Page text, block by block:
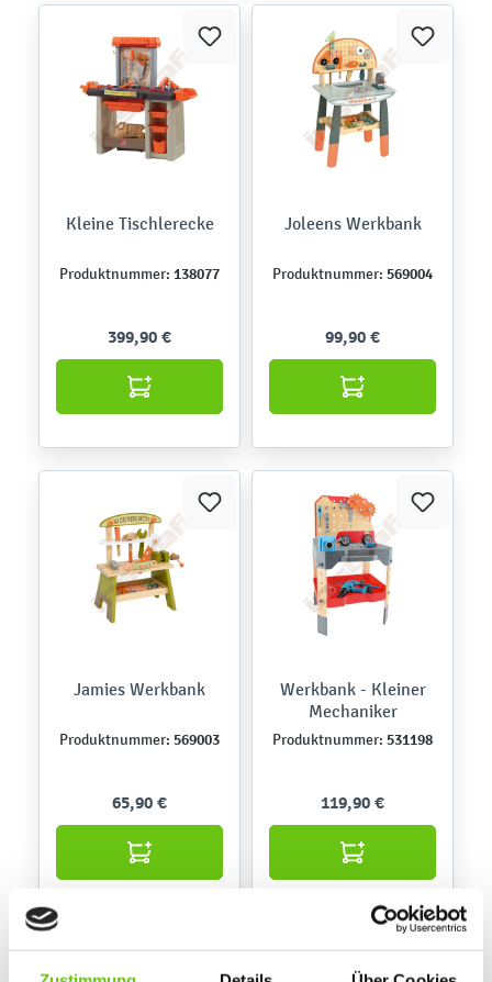
Kleine Tischlerecke
Produktnummer: 138077
399,90 €
Joleens Werkbank
Produktnummer: 569004
99,90 €
Jamies Werkbank
Produktnummer: 569003
65,90 €
Werkbank - Kleiner
Mechaniker
Produktnummer: 531198
119,90 €